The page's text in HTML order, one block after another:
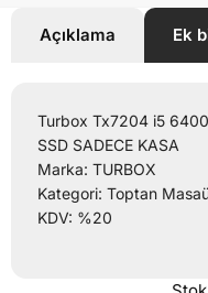
Açıklama Ek
Turbox Tx7204 i5
SSD SADECE KASA
Marka: TURBOX
Kategori: Toptan
KDV: %20